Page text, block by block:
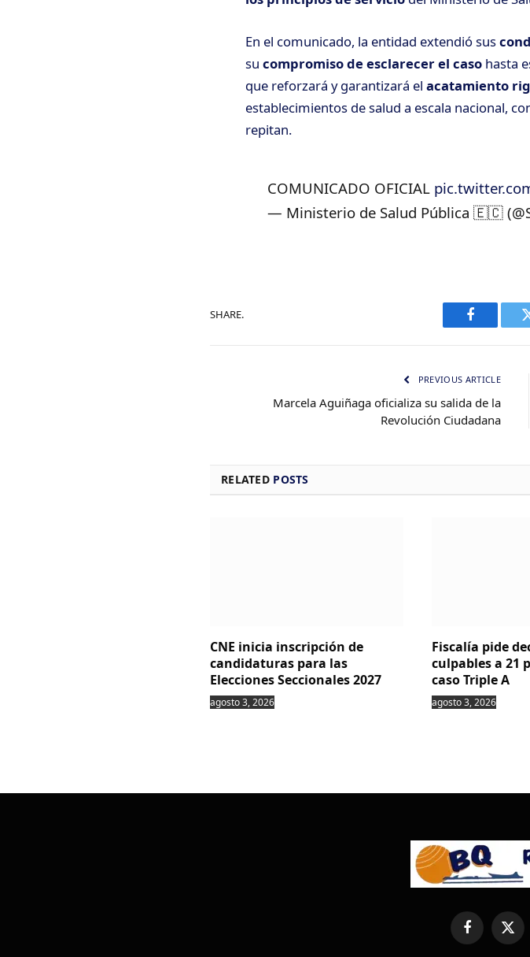
En el comunicado, la entidad extendió sus
su compromiso de esclarecer el caso hasta
que reforzará y garantizará el acatamiento
establecimientos de salud a escala nacional,
repitan.
COMUNICADO OFICIAL
— Ministerio de Salud Pública 🇪🇨
SHARE.
Facebook
PREVIOUS ARTICLE
Marcela Aguiñaga oficializa su salida de la
Revolución Ciudadana
RELATED POSTS
CNE inicia inscripción de
candidaturas para las
Elecciones Seccionales 2027
agosto 3, 2026
Fiscalía pide
culpables a 21
caso Triple A
agosto 3, 2026
FacebookX